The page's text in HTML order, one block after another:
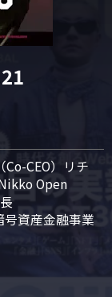
CEO）リチ
Open
資産金融事業